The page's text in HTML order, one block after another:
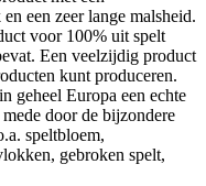
een zeer lange malsheid.
voor 100% uit spelt
Een veelzijdig product
kunt produceren.
geheel Europa een echte
door de bijzondere
speltbloem,
gebroken spelt,